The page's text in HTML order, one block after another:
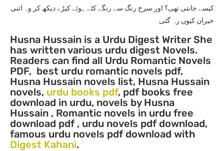
کیسے جانتی تھی؟ اور سرخ رنگ سے رنگے کٹے ہوئے کپڑے دیکھ کر وہ اتنی
حیران کیوں رہ گئی
Husna Hussain is a Urdu Digest Writer She
has written various urdu digest Novels.
Readers can find all Urdu Romantic Novels
PDF, best urdu romantic novels pdf,
Husna Hussain novels list, Husna Hussain
novels, urdu books pdf, pdf books free
download in urdu, novels by Husna
Hussain , Romantic novels in urdu free
download pdf , urdu novels pdf download,
famous urdu novels pdf download with
Digest Kahani.